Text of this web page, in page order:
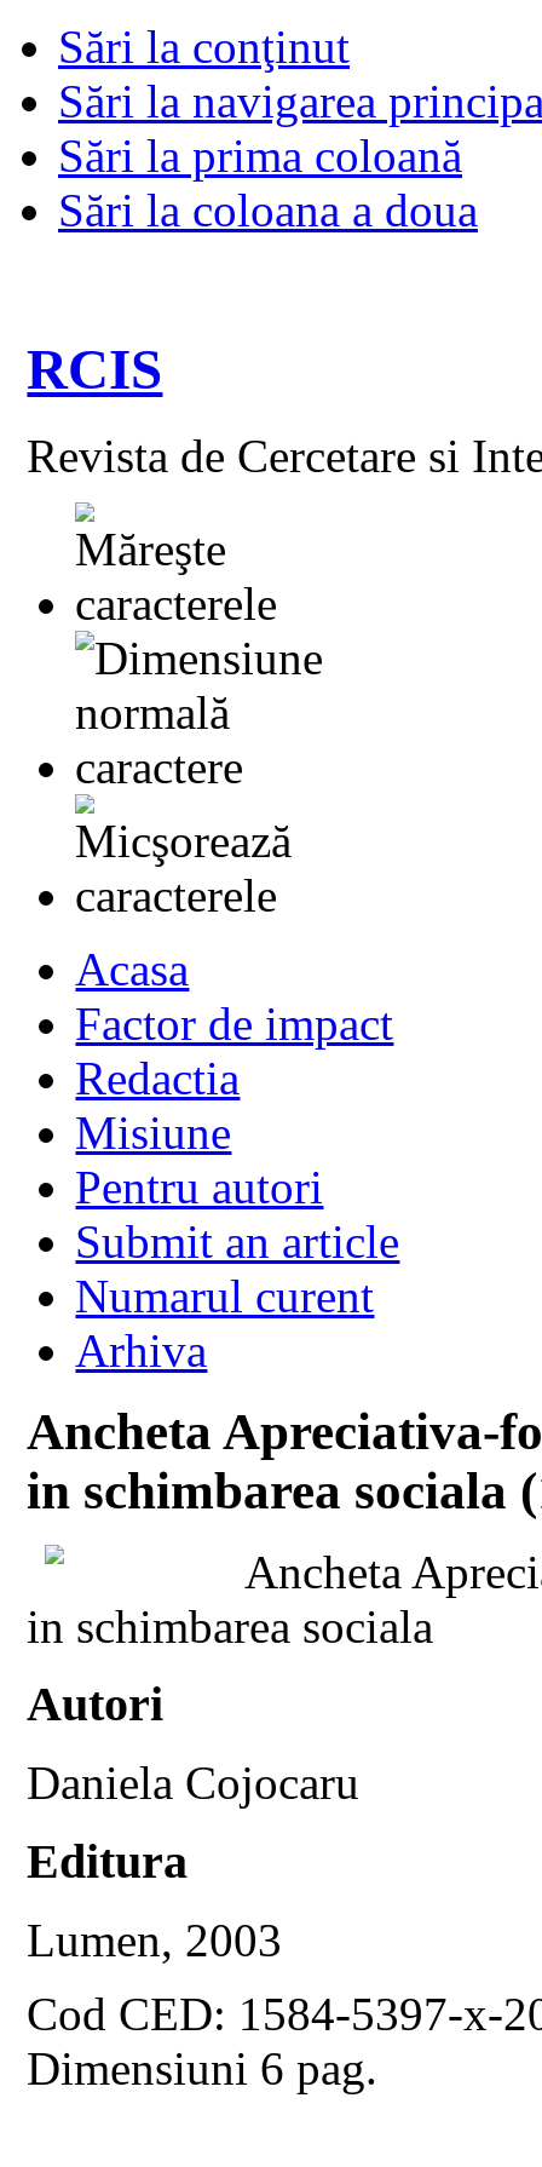
Sări la conţinut
Sări la navigarea
Sări la prima coloană
Sări la coloana a doua
RCIS
Revista de Cercetare si
Acasa
Factor de impact
Redactia
Misiune
Pentru autori
Submit an article
Numarul curent
Arhiva
Ancheta Apreciativa-
in schimbarea sociala
Ancheta
in schimbarea sociala
Autori
Daniela Cojocaru
Editura
Lumen, 2003
Cod CED: 1584-5397-x-
Dimensiuni 6 pag.